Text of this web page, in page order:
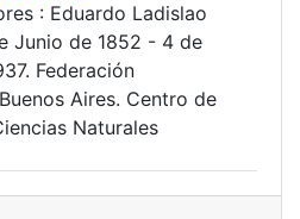
: Eduardo Ladislao
Junio de 1852 - 4 de
Federación
Aires. Centro de
Naturales